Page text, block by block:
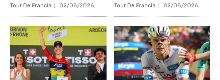
Tour De Francia 02/08/2026 Tour De Francia 02/08/2026